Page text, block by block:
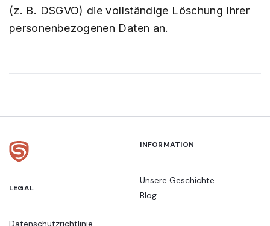
(z. B. DSGVO) die vollständige Löschung Ihrer
personenbezogenen Daten an.
INFORMATION
Unsere Geschichte
Blog
LEGAL
Datenschutzrichtlinie